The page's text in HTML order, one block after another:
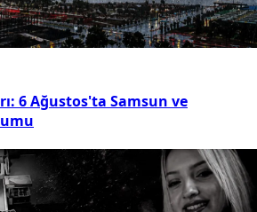
6 Ağustos'ta Samsun ve